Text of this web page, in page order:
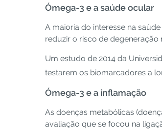
Ómega-3 e a saúde ocular
A maioria do interesse na
reduzir o risco de
Um estudo de 2014 da
testarem os biomarcadores a
Ómega-3 e a inflamação
As doenças metabólicas
avaliação que se focou na